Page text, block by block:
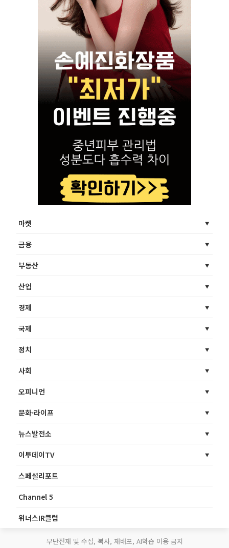
마켓
금융
부동산
산업
경제
국제
정치
사회
오피니언
문화·라이프
뉴스발전소
이투데이TV
스페셜리포트
Channel 5
위너스IR클럽
무단전재 및 수집, 복사, 재배포, AI학습 이용 금지